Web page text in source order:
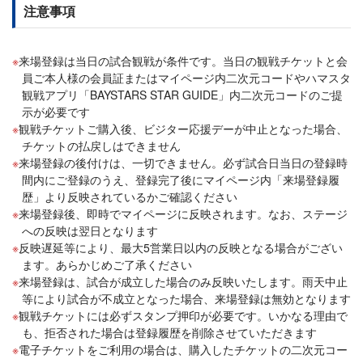
注意事項
来場登録は当日の試合観戦が条件です。当日の観戦チケットと会
員ご本人様の会員証またはマイページ内二次元コードやハマスタ
観戦アプリ「BAYSTARS STAR GUIDE」内二次元コードのご提
示が必要です
観戦チケットご購入後、ビジター応援デーが中止となった場合、
チケットの払戻しはできません
来場登録の後付けは、一切できません。必ず試合日当日の登録時
間内にご登録のうえ、登録完了後にマイページ内「来場登録履
歴」より反映されているかご確認ください
来場登録後、即時でマイページに反映されます。なお、ステージ
への反映は翌日となります
反映遅延等により、最大5営業日以内の反映となる場合がござい
ます。あらかじめご了承ください
来場登録は、試合が成立した場合のみ反映いたします。雨天中止
等により試合が不成立となった場合、来場登録は無効となります
観戦チケットには必ずスタンプ押印が必要です。いかなる理由で
も、拒否された場合は登録履歴を削除させていただきます
電子チケットをご利用の場合は、購入したチケットの二次元コー